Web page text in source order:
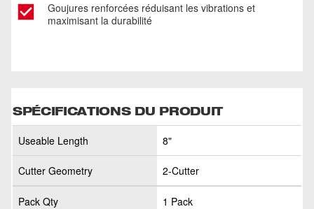
Goujures renforcées réduisant les vibrations et
maximisant la durabilité
SPÉCIFICATIONS DU PRODUIT
Useable Length 8"
Cutter Geometry 2-Cutter
Pack Qty 1 Pack